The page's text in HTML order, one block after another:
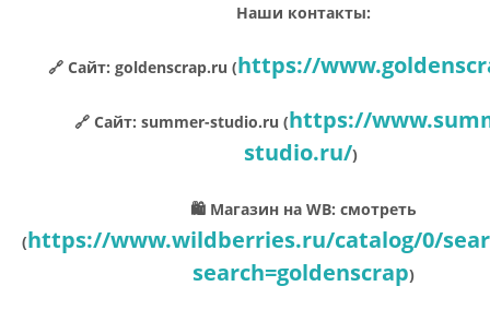
Наши контакты:
🔗 Сайт: goldenscrap.ru (https://
🔗 Сайт: summer-studio.ru (https://
studio.ru/)
🛍 Магазин на WB: смотреть
(https://www.wildberries.ru/catalog/0/
search=goldenscrap)